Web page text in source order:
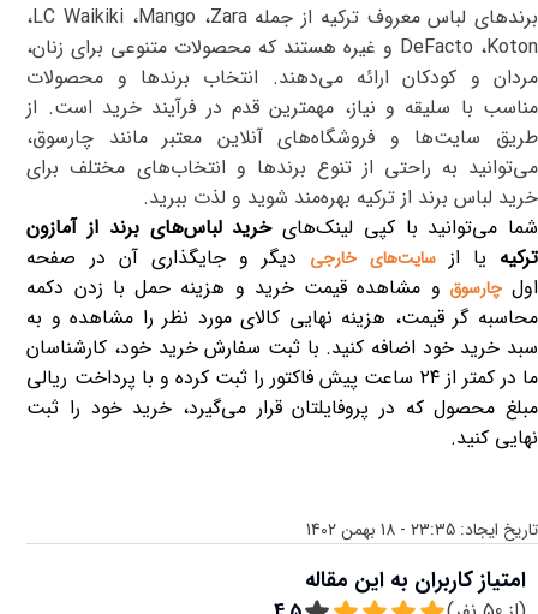
برندهای لباس معروف ترکیه از جملهZara، Mango، LC Waikiki،
Koton، DeFacto و غیره هستند که محصولات متنوعی برای زنان،
مردان و کودکان ارائه می‌دهند. انتخاب برندها و محصولات
مناسب با سلیقه و نیاز، مهمترین قدم در فرآیند خرید است. از
طریق سایت‌ها و فروشگاه‌های آنلاین معتبر مانند چارسوق،
می‌توانید به راحتی از تنوع برندها و انتخاب‌های مختلف برای
خرید لباس برند از ترکیه بهره‌مند شوید و لذت ببرید.
شما می‌توانید با کپی لینک‌هایخرید لباس‌های برند از آمازون
ترکیه یا از سایت‌های خارجی دیگر و جایگذاری آن در صفحه
اولچارسوق و مشاهده قیمت خرید و هزینه حمل با زدن دکمه
محاسبه گر قیمت، هزینه نهایی کالای مورد نظر را مشاهده و به
سبد خرید خود اضافه کنید. با ثبت سفارش خرید خود، کارشناسان
ما در کمتر از ۲۴ ساعت پیش فاکتور را ثبت کرده و با پرداخت ریالی
مبلغ محصول که در پروفایلتان قرار می‌گیرد، خرید خود را ثبت
نهایی کنید.
تاریخ ایجاد: 23:35 - 18 بهمن 1402
امتیاز کاربران به این مقاله